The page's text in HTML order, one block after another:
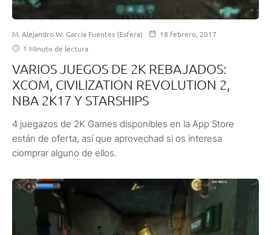
M. Alejandro W. García Fuentes (Esfera)
18 febrero, 2017
1 Minuto de lectura
VARIOS JUEGOS DE 2K REBAJADOS:
XCOM, CIVILIZATION REVOLUTION 2,
NBA 2K17 Y STARSHIPS
4 juegazos de 2K Games disponibles en la App Store
están de oferta, así que aprovechad si os interesa
ciomprar alguno de ellos.